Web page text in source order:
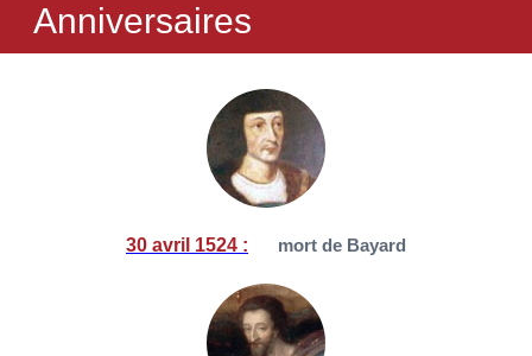
Anniversaires
30 avril 1524 : mort de Bayard